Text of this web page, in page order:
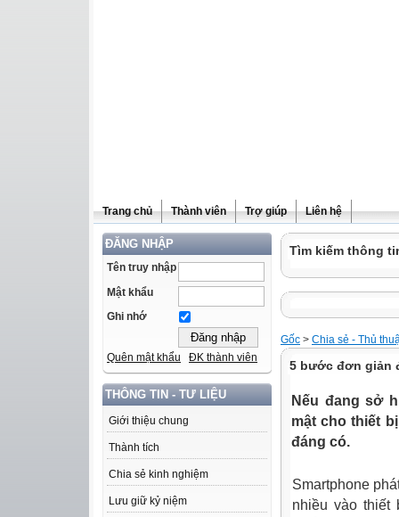
Trang chủ Thành viên Trợ giúp Liên hệ
ĐĂNG NHẬP
Tên truy nhập
Mật khẩu
Ghi nhớ
Quên mật khẩu ĐK thành viên
THÔNG TIN - TƯ LIỆU
Giới thiệu chung
Thành tích
Chia sẻ kinh nghiệm
Lưu giữ kỷ niệm
Tìm kiếm thông
Gốc > Chia sẻ - Thủ
5 bước đơn giản
Nếu đang sở
mật cho thiết
đáng có.
Smartphone
nhiều vào thiết